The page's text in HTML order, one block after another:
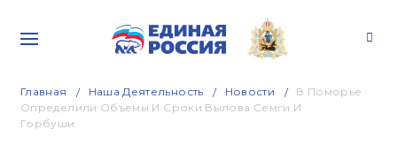
Главная Наша Деятельность Новости
В Поморье
Определили Объемы И Сроки Вылова Семги И
Горбуши